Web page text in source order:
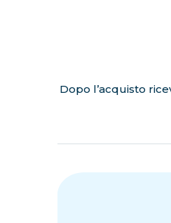
Dopo l’acquisto